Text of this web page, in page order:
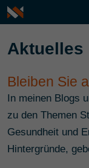
Aktuelles
Bleiben Sie
In meinen Blogs
zu den Themen
Gesundheit und
Hintergründe,